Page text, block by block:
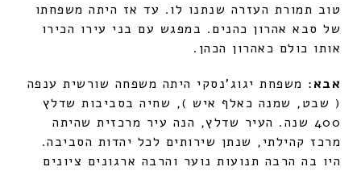
טוב תמורת העזרה שנתנו לו. עד אז היתה משפחתו
של סבא אהרון כהנים. במפגש עם בני עירו הכירו
אותו כולם כאהרון הכהן.
אבא: משפחת יגוג'נסקי היתה משפחה שורשית ענפה
( שבט, שמנה כאלף איש ), שחיה בסביבות שדלץ
400 שנה. העיר שדלץ, הנה עיר מרכזית שהיתה
מרכז קהילתי, שנתן שירותים לכל יהדות הסביבה.
היו בה הרבה תנועות נוער והרבה ארגונים ציונים